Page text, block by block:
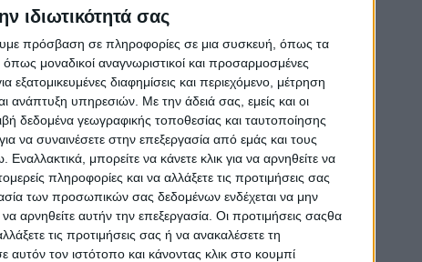
ιδιωτικότητά σας
πρόσβαση σε πληροφορίες σε μια συσκευή, όπως τα
μοναδικοί αναγνωριστικοί και προσαρμοσμένες
διαφημίσεις και περιεχόμενο, μέτρηση
ανάπτυξη υπηρεσιών. Με την άδειά σας, εμείς και οι
δεδομένα γεωγραφικής τοποθεσίας και ταυτοποίησης
να συναινέσετε στην επεξεργασία από εμάς και τους
μπορείτε να κάνετε κλικ για να αρνηθείτε να
πληροφορίες και να αλλάξετε τις προτιμήσεις σας
των προσωπικών σας δεδομένων ενδέχεται να μην
αρνηθείτε αυτήν την επεξεργασία. Οι προτιμήσεις σαςθα
τις προτιμήσεις σας ή να ανακαλέσετε τη
τον ιστότοπο και κάνοντας κλικ στο κουμπί
7
τους πολίτες ως προς την
οι συμπολίτες μας ΑμεΑ, για
να εφαρμόζονται με αμείωτη